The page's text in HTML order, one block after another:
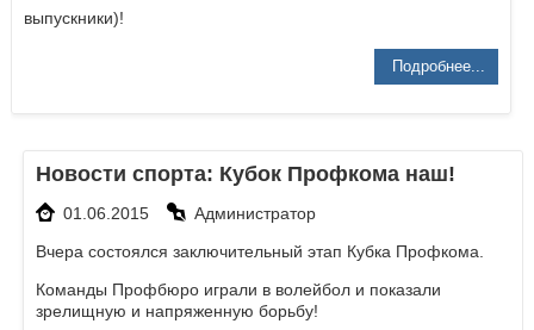
выпускники)!
Подробнее...
Новости спорта: Кубок Профкома наш!
01.06.2015
Администратор
Вчера состоялся заключительный этап Кубка Профкома.
Команды Профбюро играли в волейбол и показали
зрелищную и напряженную борьбу!